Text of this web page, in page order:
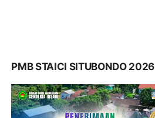
PMB STAICI SITUBONDO 2026